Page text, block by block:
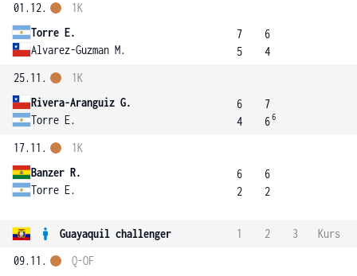
01.12.
Torre E.
Alvarez-Guzman M.
1K
7
5
6
4
25.11.
Rivera-Aranguiz G.
Torre E.
1K
6
4
7
66
17.11.
Banzer R.
Torre E.
1K
6
2
6
2
Guayaquil challenger 1 2 3
Kurs
09.11.
Q-OF